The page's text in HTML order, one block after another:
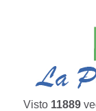
Visto 11889